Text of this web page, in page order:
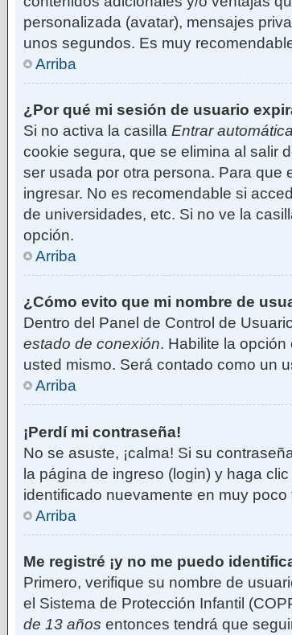
personalizada (avatar), mensajes
unos segundos. Es muy
Arriba
¿Por qué mi sesión de usuario
Si no activa la casilla Entrar
cookie segura, que se elimina al salir
ser usada por otra persona. Para que
ingresar. No es recomendable si
de universidades, etc. Si no ve la
opción.
Arriba
¿Cómo evito que mi nombre de
Dentro del Panel de Control de
estado de conexión. Habilite la opción
usted mismo. Será contado como un
Arriba
¡Perdí mi contraseña!
No se asuste, ¡calma! Si su
la página de ingreso (login) y haga clic
identificado nuevamente en muy poco
Arriba
Me registré ¡y no me puedo
Primero, verifique su nombre de
el Sistema de Protección Infantil
de 13 años entonces tendrá que